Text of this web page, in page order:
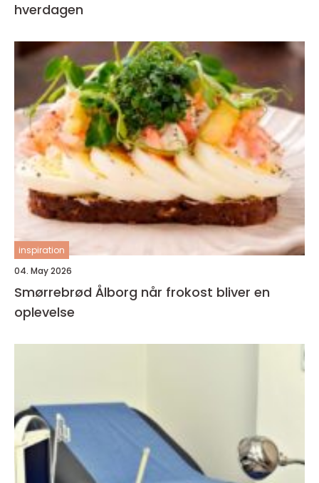
hverdagen
inspiration
04. May 2026
Smørrebrød Ålborg når frokost bliver en
oplevelse